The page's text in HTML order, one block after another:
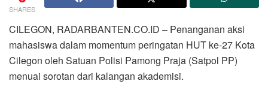
SHARES
CILEGON, RADARBANTEN.CO.ID – Penanganan aksi
mahasiswa dalam momentum peringatan HUT ke-27 Kota
Cilegon oleh Satuan Polisi Pamong Praja (Satpol PP)
menuai sorotan dari kalangan akademisi.